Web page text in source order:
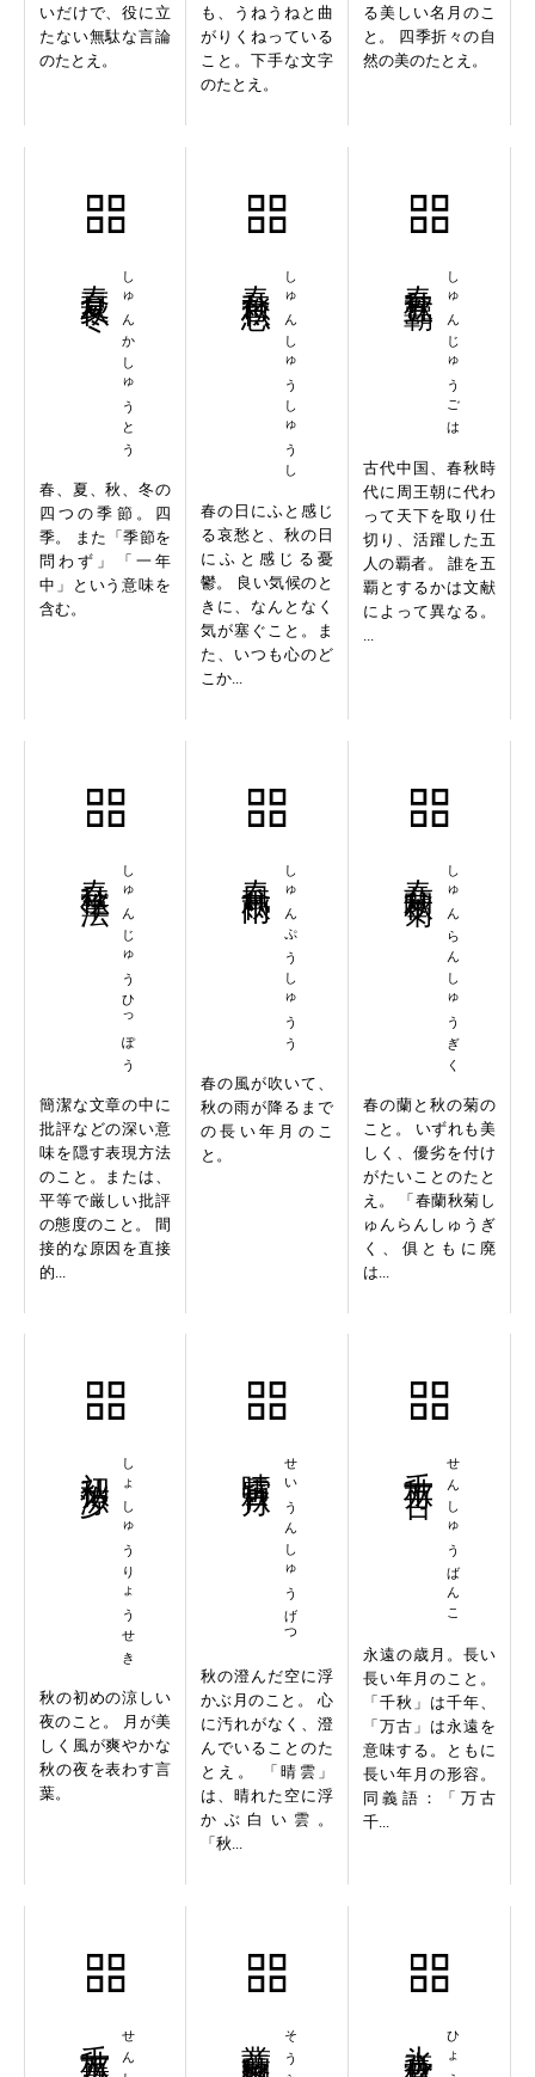
いだけで、役に立
たない無駄な言論
のたとえ。
も、うねうねと曲
がりくねっている
こと。下手な文字
のたとえ。
る美しい名月のこ
と。 四季折々の自
然の美のたとえ。
しゅんかしゅうとう
春、夏、秋、冬の
四つの季節。四
季。 また「季節を
問わず」「一年
中」という意味を
含む。
しゅんしゅうしゅうし
春の日にふと感じ
る哀愁と、秋の日
にふと感じる憂
鬱。 良い気候のと
きに、なんとなく
気が塞ぐこと。ま
た、いつも心のど
こか...
しゅんじゅうごは
古代中国、春秋時
代に周王朝に代わ
って天下を取り仕
切り、活躍した五
人の覇者。 誰を五
覇とするかは文献
によって異なる。
しゅんじゅうひっぽう
簡潔な文章の中に
批評などの深い意
味を隠す表現方法
のこと。または、
平等で厳しい批評
の態度のこと。 間
接的な原因を直接
的...
しゅんぷうしゅうう
春の風が吹いて、
秋の雨が降るまで
の長い年月のこ
と。
しゅんらんしゅうぎく
春の蘭と秋の菊の
こと。 いずれも美
しく、優劣を付け
がたいことのたと
え。 「春蘭秋菊し
ゅんらんしゅうぎ
く、俱ともに廃
は...
しょしゅうりょうせき
秋の初めの涼しい
夜のこと。 月が美
しく風が爽やかな
秋の夜を表わす言
葉。
せいうんしゅうげつ
秋の澄んだ空に浮
かぶ月のこと。 心
に汚れがなく、澄
んでいることのた
とえ。 「晴雲」
は、晴れた空に浮
かぶ白い雲。
「秋...
せんしゅうばんこ
永遠の歳月。長い
長い年月のこと。
「千秋」は千年、
「万古」は永遠を
意味する。ともに
長い年月の形容。
同義語：「万古
千...